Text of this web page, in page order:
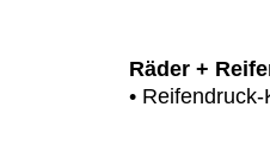
Räder +
•